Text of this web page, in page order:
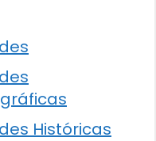
Históricas